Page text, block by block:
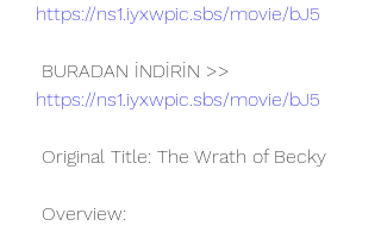
https://ns1.iyxwpic.sbs/movie/bJ5
https://ns1.iyxwpic.sbs/movie/bJ5
Original Title: The Wrath of Becky
Overview: